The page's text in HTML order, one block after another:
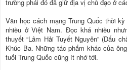
trường phái đó đã giữ địa vị chủ đạo ở
Văn học cách mạng Trung Quốc thời
nhiều ở Việt Nam. Đọc khá nhiều
thuyết “Lâm Hải Tuyết Nguyên” (Dấu
Khúc Ba. Những tác phẩm khác của
tuổi Trung Quốc cũng ít nhớ tới.